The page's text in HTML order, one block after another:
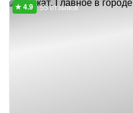
55 отзывов